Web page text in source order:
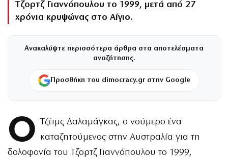
Τζορτζ Γιαννόπουλου το 1999, μετά από 27
χρόνια κρυψώνας στο Αίγιο.
Ανακαλύψτε περισσότερα άρθρα στα αποτελέσματα
αναζήτησης.
Προσθήκη του dimocracy.gr στην Google
Ο Τζέιμς Δαλαμάγκας, ο νούμερο ένα
καταζητούμενος στην Αυστραλία για τη
δολοφονία του Τζορτζ Γιαννόπουλου το 1999,